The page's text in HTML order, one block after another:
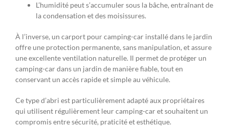
L’humidité peut s’accumuler sous la bâche, entraînant de
la condensation et des moisissures.
À l’inverse, un carport pour camping-car installé dans le jardin
offre une protection permanente, sans manipulation, et assure
une excellente ventilation naturelle. Il permet de protéger un
camping-car dans un jardin de manière fiable, tout en
conservant un accès rapide et simple au véhicule.
Ce type d’abri est particulièrement adapté aux propriétaires
qui utilisent régulièrement leur camping-car et souhaitent un
compromis entre sécurité, praticité et esthétique.